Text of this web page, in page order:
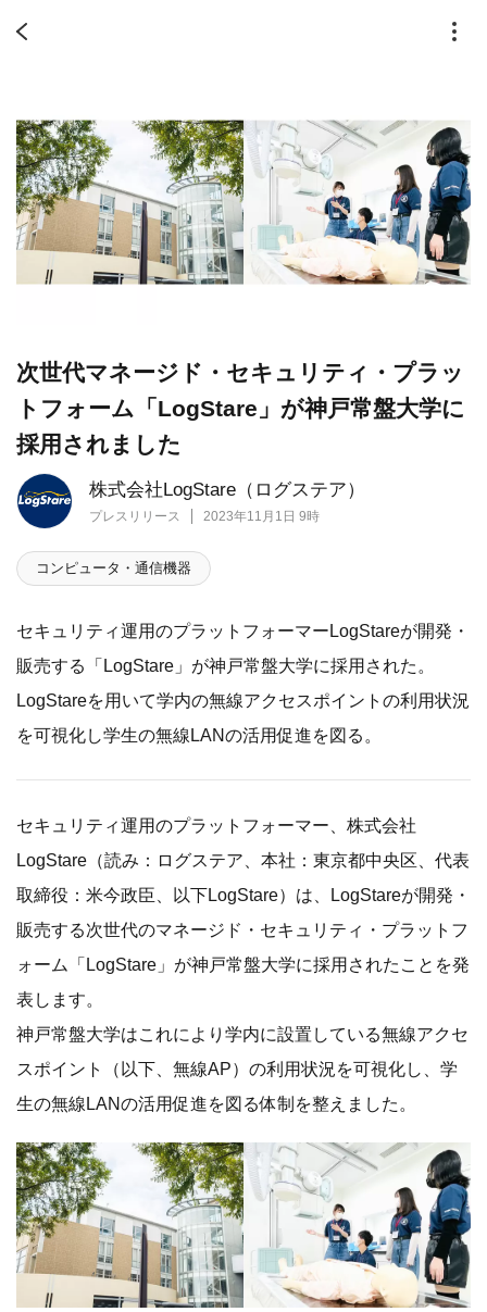
株式会社LogStare（ログステア）
プレスリリース 2023年11月1日 9時
次世代マネージド・セキュリティ・プラッ
トフォーム「LogStare」が神戸常盤大学に
採用されました
コンピュータ・通信機器
セキュリティ運用のプラットフォーマーLogStareが開発・
販売する「LogStare」が神戸常盤大学に採用された。
LogStareを用いて学内の無線アクセスポイントの利用状況
を可視化し学生の無線LANの活用促進を図る。
セキュリティ運用のプラットフォーマー、株式会社
LogStare（読み：ログステア、本社：東京都中央区、代表
取締役：米今政臣、以下LogStare）は、LogStareが開発・
販売する次世代のマネージド・セキュリティ・プラットフ
ォーム「LogStare」が神戸常盤大学に採用されたことを発
表します。
神戸常盤大学はこれにより学内に設置している無線アクセ
スポイント（以下、無線AP）の利用状況を可視化し、学
生の無線LANの活用促進を図る体制を整えました。